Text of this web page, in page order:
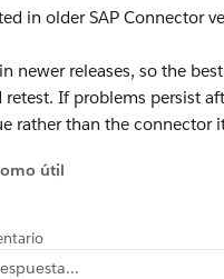
in older SAP Connector
newer releases, so the
If problems persist
rather than the connector
útil